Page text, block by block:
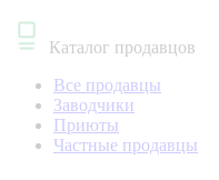
Каталог продавцов
Все продавцы
Заводчики
Приюты
Частные продавцы